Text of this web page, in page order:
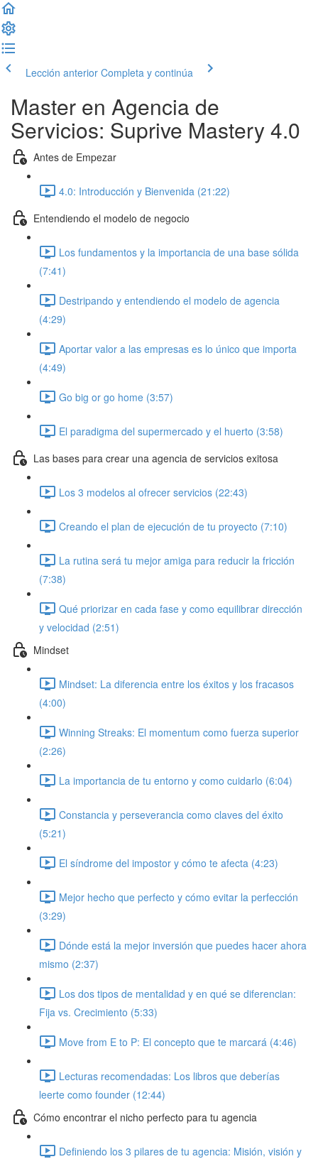
Lección anterior Completa y continúa
Master en Agencia de
Servicios: Suprive Mastery 4.0
Antes de Empezar
4.0: Introducción y Bienvenida (21:22)
Entendiendo el modelo de negocio
Los fundamentos y la importancia de una base sólida
(7:41)
Destripando y entendiendo el modelo de agencia
(4:29)
Aportar valor a las empresas es lo único que importa
(4:49)
Go big or go home (3:57)
El paradigma del supermercado y el huerto (3:58)
Las bases para crear una agencia de servicios exitosa
Los 3 modelos al ofrecer servicios (22:43)
Creando el plan de ejecución de tu proyecto (7:10)
La rutina será tu mejor amiga para reducir la fricción
(7:38)
Qué priorizar en cada fase y como equilibrar dirección
y velocidad (2:51)
Mindset
Mindset: La diferencia entre los éxitos y los fracasos
(4:00)
Winning Streaks: El momentum como fuerza superior
(2:26)
La importancia de tu entorno y como cuidarlo (6:04)
Constancia y perseverancia como claves del éxito
(5:21)
El síndrome del impostor y cómo te afecta (4:23)
Mejor hecho que perfecto y cómo evitar la perfección
(3:29)
Dónde está la mejor inversión que puedes hacer ahora
mismo (2:37)
Los dos tipos de mentalidad y en qué se diferencian:
Fija vs. Crecimiento (5:33)
Move from E to P: El concepto que te marcará (4:46)
Lecturas recomendadas: Los libros que deberías
leerte como founder (12:44)
Cómo encontrar el nicho perfecto para tu agencia
Definiendo los 3 pilares de tu agencia: Misión, visión y